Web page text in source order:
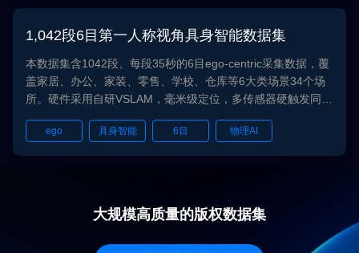
1,042段6目第一人称视角具身智能数据集
本数据集含1042段、每段35秒的6目ego-centric采集数据，覆
盖家居、办公、家装、零售、学校、仓库等6大类场景34个场
所。硬件采用自研VSLAM，毫米级定位，多传感器硬触发同步
（≤1ms），RGB达60fps高帧率。数据含6路视频、标定、点
云、SLAM轨迹及手势识别结果，格式标准，可直接用于具身
智能、空间感知与3D重建等模型训练，具备高精度、多场景、
ego 具身智能 6目 物理AI
大规模高质量的版权数据集